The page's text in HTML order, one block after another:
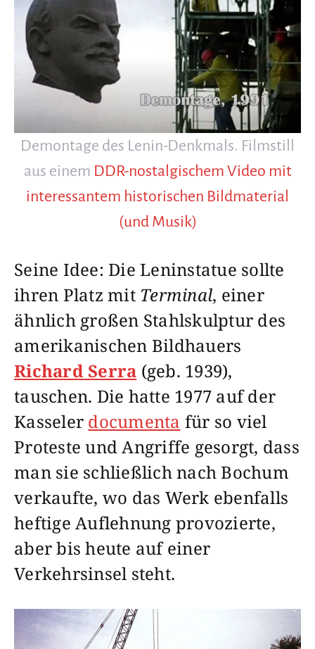
Demontage des Lenin-Denkmals. Filmstill
aus einem DDR-nostalgischem Video mit
interessantem historischen Bildmaterial
(und Musik)
Seine Idee: Die Leninstatue sollte
ihren Platz mit Terminal, einer
ähnlich großen Stahlskulptur des
amerikanischen Bildhauers
Richard Serra (geb. 1939),
tauschen. Die hatte 1977 auf der
Kasseler documenta für so viel
Proteste und Angriffe gesorgt, dass
man sie schließlich nach Bochum
verkaufte, wo das Werk ebenfalls
heftige Auflehnung provozierte,
aber bis heute auf einer
Verkehrsinsel steht.